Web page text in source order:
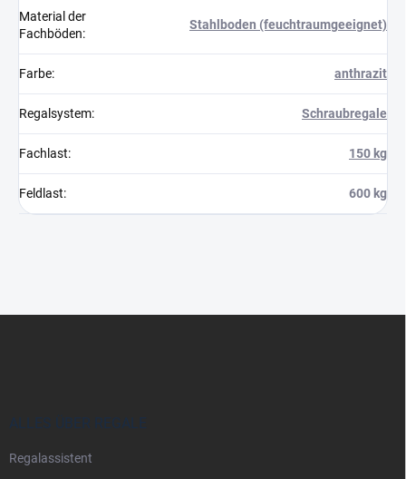
Material der
Fachböden:
Stahlboden (feuchtraumgeeignet)
Farbe: anthrazit
Regalsystem: Schraubregale
Fachlast: 150 kg
Feldlast: 600 kg
ALLES ÜBER REGALE
Regalassistent